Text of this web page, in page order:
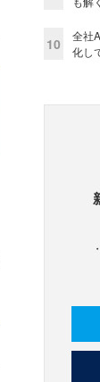
10
全社
化し